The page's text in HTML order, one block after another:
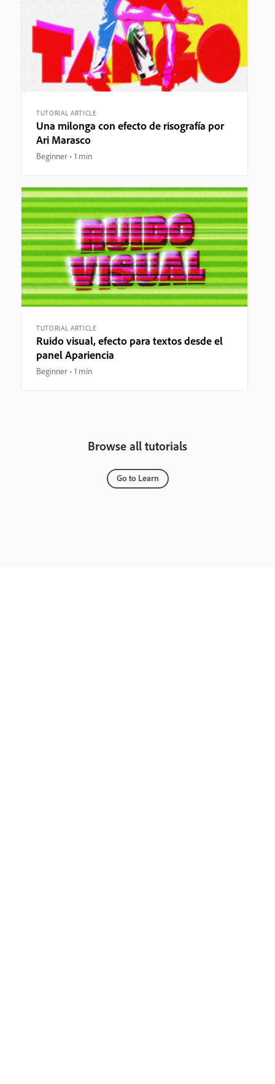
TUTORIAL ARTICLE
Una milonga con efecto de risografía por
Ari Marasco
Beginner 1 min
TUTORIAL ARTICLE
Ruido visual, efecto para textos desde el
panel Apariencia
Beginner 1 min
Browse all tutorials
Go to Learn